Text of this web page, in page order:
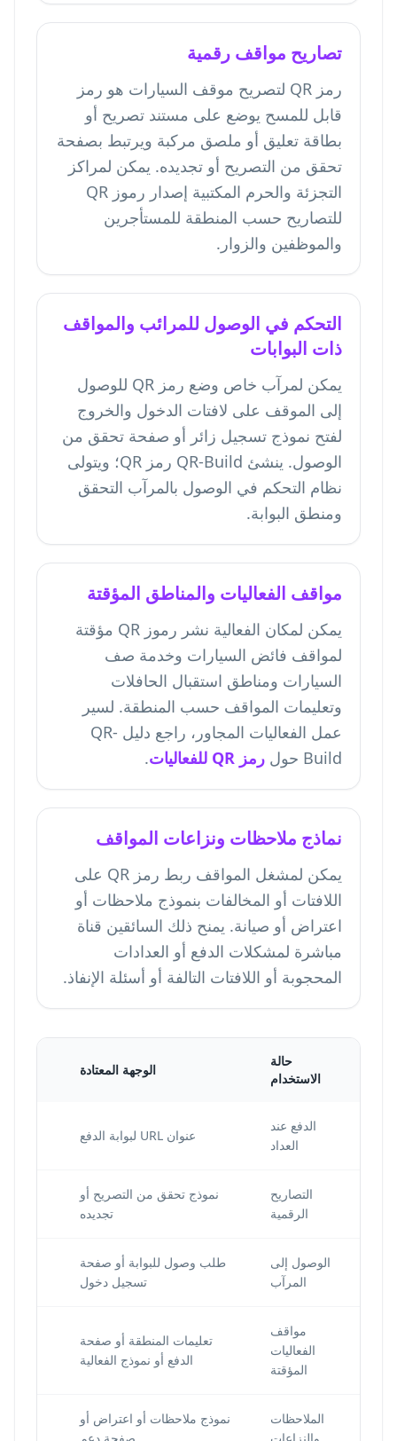
تصاريح مواقف رقمية
رمز QR لتصريح موقف السيارات هو رمز
قابل للمسح يوضع على مستند تصريح أو
بطاقة تعليق أو ملصق مركبة ويرتبط بصفحة
تحقق من التصريح أو تجديده. يمكن لمراكز
التجزئة والحرم المكتبية إصدار رموز QR
للتصاريح حسب المنطقة للمستأجرين
والموظفين والزوار.
التحكم في الوصول للمرائب والمواقف
ذات البوابات
يمكن لمرآب خاص وضع رمز QR للوصول
إلى الموقف على لافتات الدخول والخروج
لفتح نموذج تسجيل زائر أو صفحة تحقق من
الوصول. ينشئ QR-Build رمز QR؛ ويتولى
نظام التحكم في الوصول بالمرآب التحقق
ومنطق البوابة.
مواقف الفعاليات والمناطق المؤقتة
يمكن لمكان الفعالية نشر رموز QR مؤقتة
لمواقف فائض السيارات وخدمة صف
السيارات ومناطق استقبال الحافلات
وتعليمات المواقف حسب المنطقة. لسير
عمل الفعاليات المجاور، راجع دليل QR-
Build حول
رمز QR للفعاليات .
نماذج ملاحظات ونزاعات المواقف
يمكن لمشغل المواقف ربط رمز QR على
اللافتات أو المخالفات بنموذج ملاحظات أو
اعتراض أو صيانة. يمنح ذلك السائقين قناة
مباشرة لمشكلات الدفع أو العدادات
المحجوبة أو اللافتات التالفة أو أسئلة الإنفاذ.
حالة
الاستخدام
الوجهة المعتادة
الدفع عند
العداد
عنوان URL لبوابة الدفع
التصاريح
الرقمية
نموذج تحقق من التصريح أو
تجديده
الوصول إلى
المرآب
طلب وصول للبوابة أو صفحة
تسجيل دخول
مواقف
الفعاليات
المؤقتة
تعليمات المنطقة أو صفحة
الدفع أو نموذج الفعالية
الملاحظات
نموذج ملاحظات أو اعتراض أو